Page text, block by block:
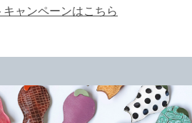
キャンペーンはこちら